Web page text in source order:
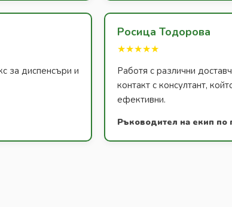
за диспенсъри и
Росица Тодорова
★★★★★
Работя с различни
контакт с консултант,
ефективни.
Ръководител на екип по